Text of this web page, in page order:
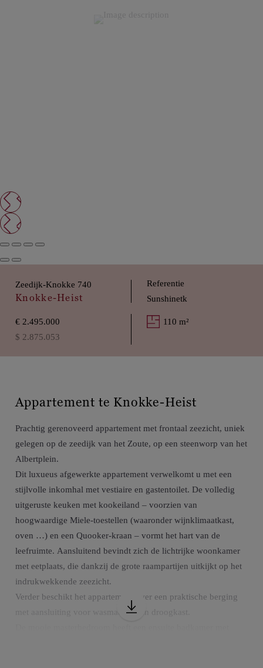
Zeedijk-Knokke 740
Knokke-Heist
Referentie
Sunshinetk
€ 2.495.000
$ 2.875.053
110 m²
Appartement te Knokke-Heist
Prachtig gerenoveerd appartement met frontaal zeezicht, uniek
gelegen op de zeedijk van het Zoute, op een steenworp van het
Albertplein.
Dit luxueus afgewerkte appartement verwelkomt u met een
stijlvolle inkomhal met vestiaire en gastentoilet. De volledig
uitgeruste keuken met kookeiland – voorzien van
hoogwaardige Miele-toestellen (waaronder wijnklimaatkast,
oven …) en een Quooker-kraan – vormt het hart van de
leefruimte. Aansluitend bevindt zich de lichtrijke woonkamer
met eetplaats, die dankzij de grote raampartijen uitkijkt op het
indrukwekkende zeezicht.
Verder beschikt het appartement over een praktische berging
met aansluiting voor wasmachine en droogkast.